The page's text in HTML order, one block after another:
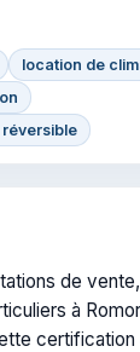
location de
de
à